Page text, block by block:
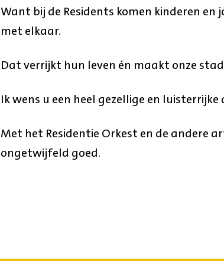
Want bij de Residents komen kinderen en
met elkaar.
Dat verrijkt hun leven én maakt onze
Ik wens u een heel gezellige en luisterrijke
Met het Residentie Orkest en de andere
ongetwijfeld goed.